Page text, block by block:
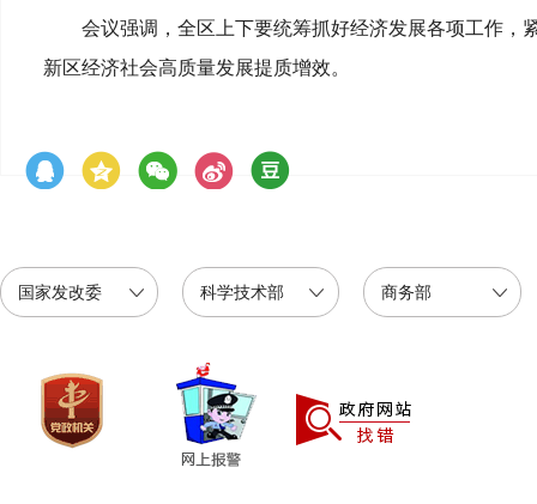
会议强调，全区上下要统筹抓好经济发展各项工作，
新区经济社会高质量发展提质增效。
国家发改委 科学技术部 商务部